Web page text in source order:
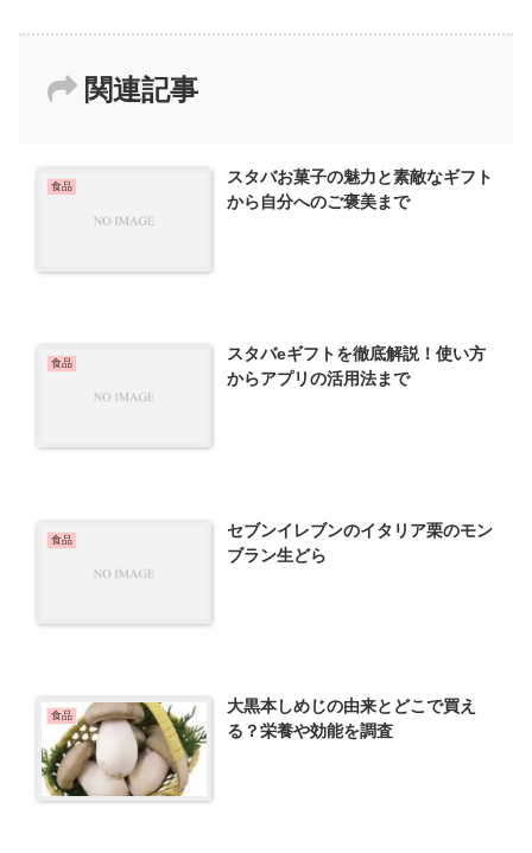
関連記事
食品
スタバお菓子の魅力と素敵なギフト
から自分へのご褒美まで
食品
スタバeギフトを徹底解説！使い方
からアプリの活用法まで
食品
セブンイレブンのイタリア栗のモン
ブラン生どら
食品
大黒本しめじの由来とどこで買え
る？栄養や効能を調査